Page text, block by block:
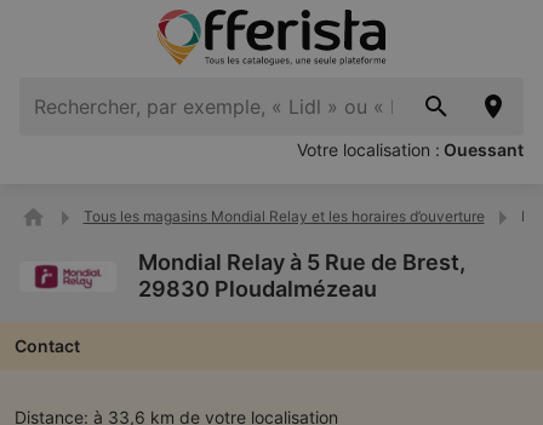
Votre localisation : Ouessant
Tous les magasins Mondial Relay et les horaires d’ouverture
Mondial Relay à 5 Rue de Brest,
29830 Ploudalmézeau
Contact
Distance: à 33,6 km de votre localisation